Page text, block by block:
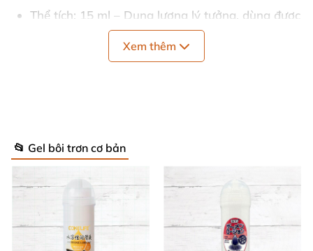
Thể tích: 15 ml – Dung lượng lý tưởng, dùng được
nhiều lần mà vẫn tiết kiệm. 💧
chịu.
Hiệu ứng chính
làm mát xen kẽ, rung động liên tục – đẩy cực
khoái lên mức mãnh liệt! ⚡
Xem thêm
📂 Gel bôi trơn cơ bản